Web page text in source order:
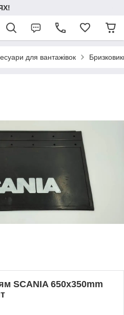
для вантажівок
SCANIA 650х350mm